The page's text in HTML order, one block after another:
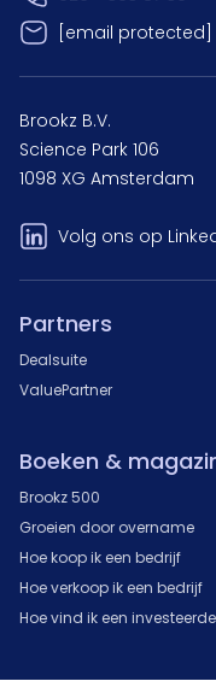
[email protected]
Brookz B.V.
Science Park 106
1098 XG Amsterdam
Volg ons op
Partners
Dealsuite
ValuePartner
Boeken &
Brookz 500
Groeien door overname
Hoe koop ik een bedrijf
Hoe verkoop ik een bedrijf
Hoe vind ik een